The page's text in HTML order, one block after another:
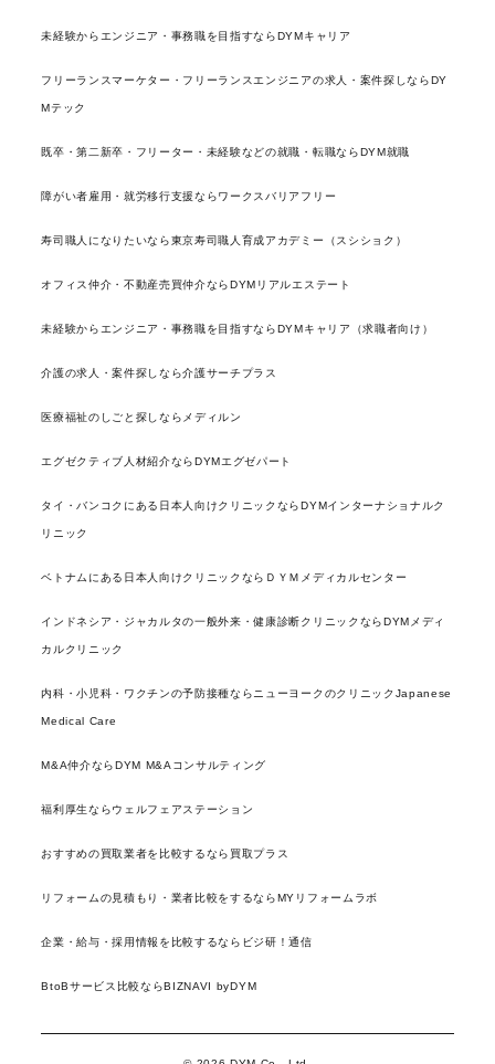
未経験からエンジニア・事務職を目指すならDYMキャリア
フリーランスマーケター・フリーランスエンジニアの求人・案件探しならDY
Mテック
既卒・第二新卒・フリーター・未経験などの就職・転職ならDYM就職
障がい者雇用・就労移行支援ならワークスバリアフリー
寿司職人になりたいなら東京寿司職人育成アカデミー（スシショク）
オフィス仲介・不動産売買仲介ならDYMリアルエステート
未経験からエンジニア・事務職を目指すならDYMキャリア（求職者向け）
介護の求人・案件探しなら介護サーチプラス
医療福祉のしごと探しならメディルン
エグゼクティブ人材紹介ならDYMエグゼパート
タイ・バンコクにある日本人向けクリニックならDYMインターナショナルク
リニック
ベトナムにある日本人向けクリニックならＤＹＭメディカルセンター
インドネシア・ジャカルタの一般外来・健康診断クリニックならDYMメディ
カルクリニック
内科・小児科・ワクチンの予防接種ならニューヨークのクリニックJapanese
Medical Care
M&A仲介ならDYM M&Aコンサルティング
福利厚生ならウェルフェアステーション
おすすめの買取業者を比較するなら買取プラス
リフォームの見積もり・業者比較をするならMYリフォームラボ
企業・給与・採用情報を比較するならビジ研！通信
BtoBサービス比較ならBIZNAVI byDYM